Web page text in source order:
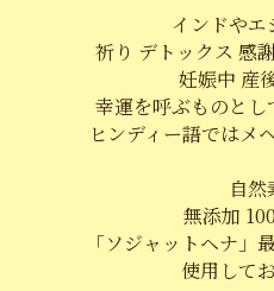
インドや
祈り デトックス 感
妊娠中 産
幸運を呼ぶものと
ヒンディー語ではメ
自然
無添加
「ソジャットヘナ」
使用して